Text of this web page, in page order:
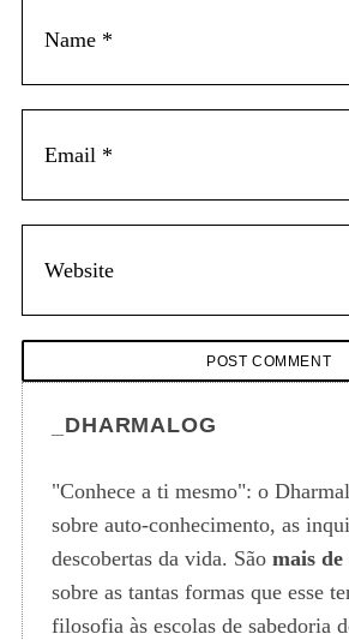
_DHARMALOG
"Conhece a ti mesmo": o
sobre auto-conhecimento, as
descobertas da vida. São mais de
sobre as tantas formas que esse
filosofia às escolas de sabedoria